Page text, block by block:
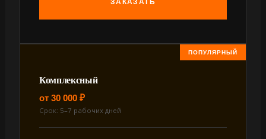
ЗАКАЗАТЬ
Комплексный
от 30 000 ₽
Срок: 5–7 рабочих дней